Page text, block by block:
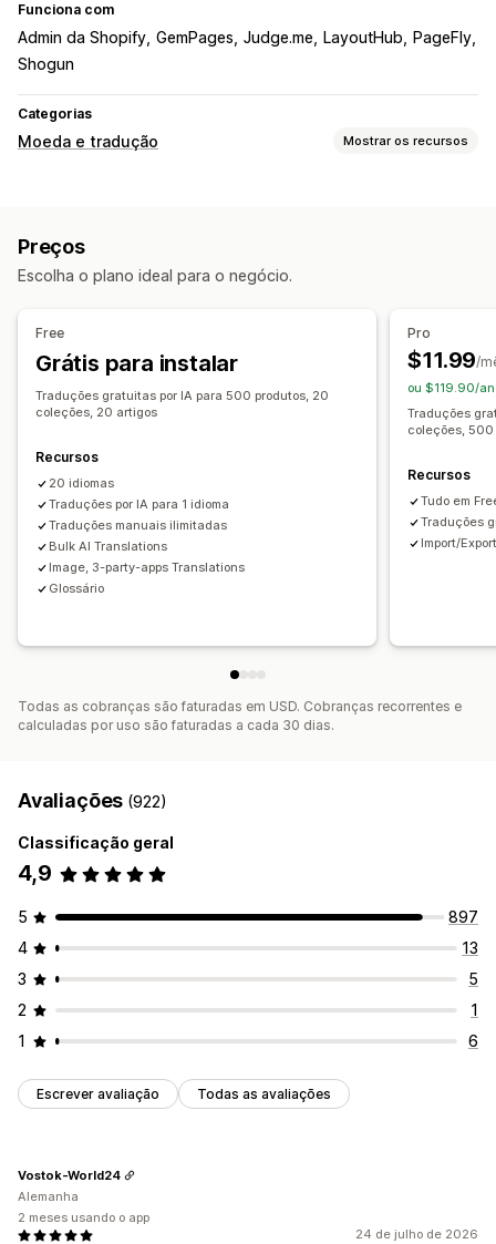
Funciona com
Admin da Shopify GemPages Judge.me LayoutHub
PageFly
Shogun
Categorias
Moeda e tradução Mostrar os recursos
Design do alternador
Sincronização automática de tradução
Tradução em massa
Tradução manual Tradução de metacampos
Tradução de Otimização de mecanismos de pesquisa
(SEO, na sigla em inglês)
Tradução de URL
Redirecionamento automático
Alternador de idioma
Design do alternador
Preços
Escolha o plano ideal para o negócio.
Free
Grátis para instalar
Traduções gratuitas por IA para 500 produtos, 20
coleções, 20 artigos
Recursos
20 idiomas
Traduções por IA para 1 idioma
Traduções manuais ilimitadas
Bulk AI Translations
Image, 3-party-apps Translations
Glossário
Pro
$11.99/
ou $119.90/
Traduções
coleções,
Recursos
Tudo em
Traduções
Import/
Todas as cobranças são faturadas em USD. Cobranças recorrentes e
calculadas por uso são faturadas a cada 30 dias.
Avaliações (922)
Classificação geral
4,9
5
897
4
13
3
5
2
1
1
6
Escrever avaliação Todas as avaliações
24 de julho de 2026
Vostok-World24
Alemanha
2 meses usando o app